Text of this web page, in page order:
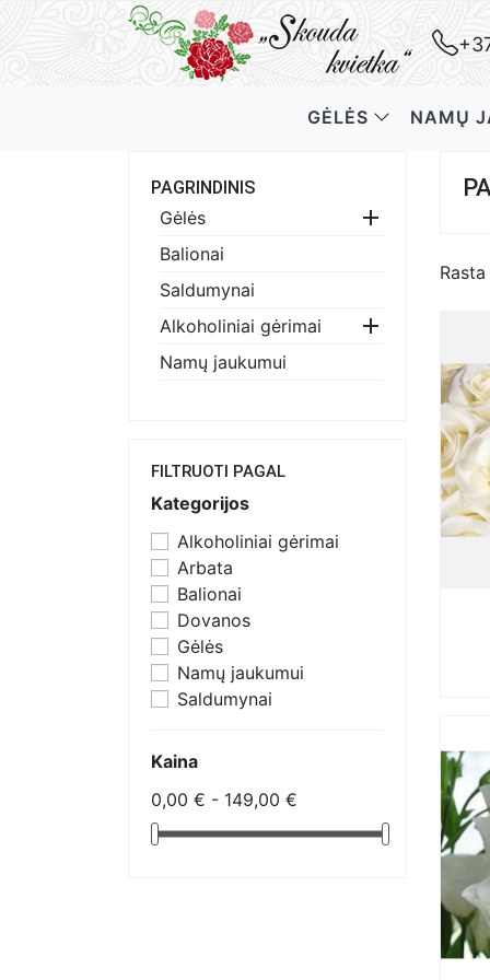
GĖLĖS NAMŲ
PAGRINDINIS
Gėlės 
Balionai
Saldumynai
Alkoholiniai gėrimai

Namų jaukumui
FILTRUOTI PAGAL
Kategorijos
Alkoholiniai gėrimai
Arbata
Balionai
Dovanos
Gėlės
Namų jaukumui
Saldumynai
Kaina
0,00 € - 149,00 €